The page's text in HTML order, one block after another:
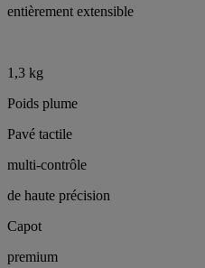
entièrement extensible
1,3 kg
Poids plume
Pavé tactile
multi-contrôle
de haute précision
Capot
premium